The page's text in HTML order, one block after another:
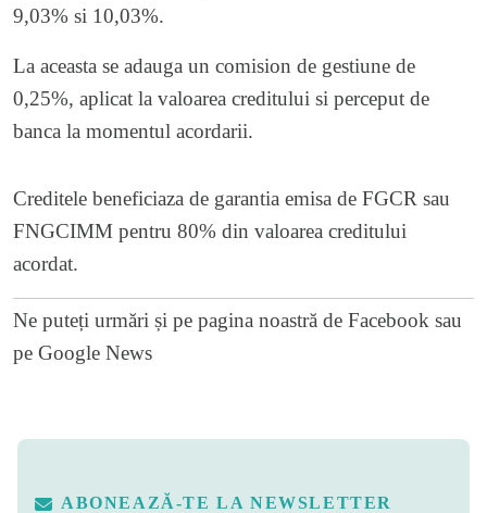
9,03% si 10,03%.
La aceasta se adauga un comision de gestiune de
0,25%, aplicat la valoarea creditului si perceput de
banca la momentul acordarii.
Creditele beneficiaza de garantia emisa de FGCR sau
FNGCIMM pentru 80% din valoarea creditului
acordat.
Ne puteți urmări și pe pagina noastră de Facebook sau
pe Google News
ABONEAZĂ-TE LA NEWSLETTER